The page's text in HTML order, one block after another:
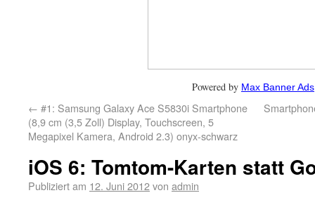
Powered by Max Banner Ads
← #1: Samsung Galaxy Ace S5830i Smartphone
(8,9 cm (3,5 Zoll) Display, Touchscreen, 5
Megapixel Kamera, Android 2.3) onyx-schwarz
iOS 6: Tomtom-Karten statt
Publiziert am 12. Juni 2012von admin